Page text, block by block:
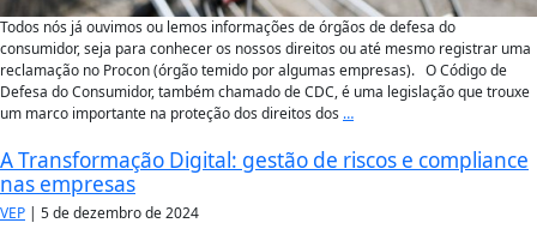
Todos nós já ouvimos ou lemos informações de órgãos de defesa do
consumidor, seja para conhecer os nossos direitos ou até mesmo registrar uma
reclamação no Procon (órgão temido por algumas empresas). O Código de
Defesa do Consumidor, também chamado de CDC, é uma legislação que trouxe
um marco importante na proteção dos direitos dos …
A Transformação Digital: gestão de riscos e compliance
nas empresas
VEP | 5 de dezembro de 2024